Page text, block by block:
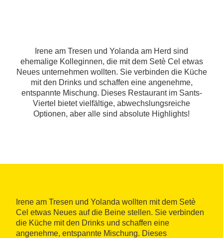
Irene am Tresen und Yolanda am Herd sind
ehemalige Kolleginnen, die mit dem Setè Cel etwas
Neues unternehmen wollten. Sie verbinden die Küche
mit den Drinks und schaffen eine angenehme,
entspannte Mischung. Dieses Restaurant im Sants-
Viertel bietet vielfältige, abwechslungsreiche
Optionen, aber alle sind absolute Highlights!
Irene am Tresen und Yolanda wollten mit dem Setè
Cel etwas Neues auf die Beine stellen. Sie verbinden
die Küche mit den Drinks und schaffen eine
angenehme, entspannte Mischung. Dieses